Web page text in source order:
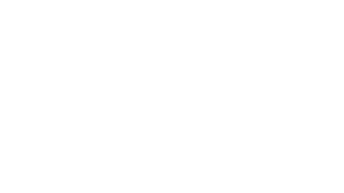
업 무덤’으로 불리던 바이오 산업이 부흥기를
업들이 바이오 시장에 진출해 주목받은 바 있